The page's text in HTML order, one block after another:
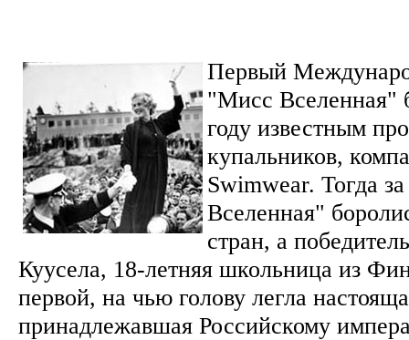
Первый
"Мисс Вселенная"
году известным
купальников,
Swimwear. Тогда
Вселенная"
стран, а
Куусела, 18-летняя школьница из
первой, на чью голову легла
принадлежавшая Российскому